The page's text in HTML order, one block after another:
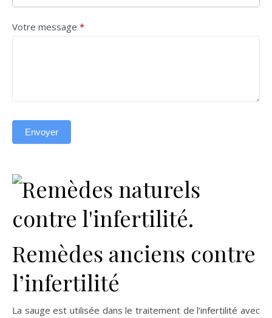
Votre message *
Envoyer
Remèdes anciens contre
l’infertilité
La sauge est utilisée dans le traitement de l’infertilité avec